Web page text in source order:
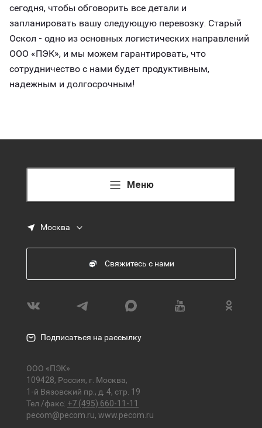
сегодня, чтобы обговорить все детали и
запланировать вашу следующую перевозку. Старый
Оскол - одно из основных логистических направлений
ООО «ПЭК», и мы можем гарантировать, что
сотрудничество с нами будет продуктивным,
надежным и долгосрочным!
Меню
Москва
Свяжитесь с нами
Подписаться на рассылку
ООО «ПЭК»
109428, Россия, г. Москва,
1-й Вязовский пр., д. 4, стр. 19
Тел./факс: +7 (495) 660-11-11
pecom@pecom.ru, www.pecom.ru